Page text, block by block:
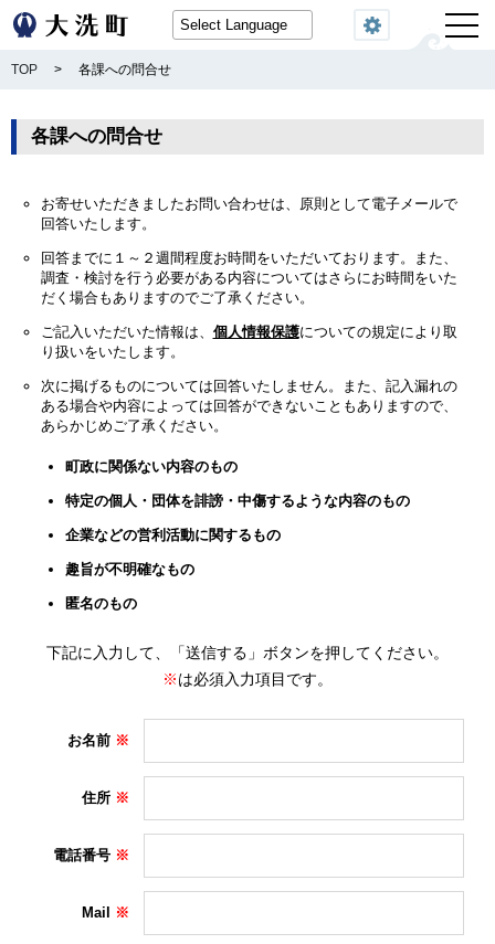
閲覧機能
TOP > 各課への問合せ
各課への問合せ
お寄せいただきましたお問い合わせは、原則として電子メールで
回答いたします。
回答までに１～２週間程度お時間をいただいております。また、
調査・検討を行う必要がある内容についてはさらにお時間をいた
だく場合もありますのでご了承ください。
ご記入いただいた情報は、 個人情報保護についての規定により取
り扱いをいたします。
次に掲げるものについては回答いたしません。また、記入漏れの
ある場合や内容によっては回答ができないこともありますので、
あらかじめご了承ください。
町政に関係ない内容のもの
特定の個人・団体を誹謗・中傷するような内容のもの
企業などの営利活動に関するもの
趣旨が不明確なもの
匿名のもの
下記に入力して、「送信する」ボタンを押してください。
※は必須入力項目です。
お名前
住所
電話番号
Mail